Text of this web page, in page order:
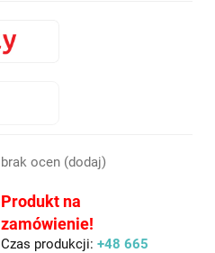
brak ocen (dodaj)
Produkt na
zamówienie!
Czas produkcji: +48 665